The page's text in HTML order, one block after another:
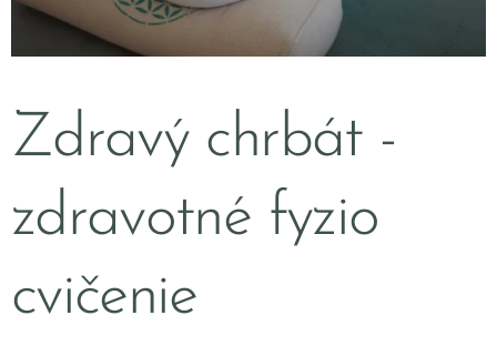
Zdravý chrbát -
zdravotné fyzio
cvičenie